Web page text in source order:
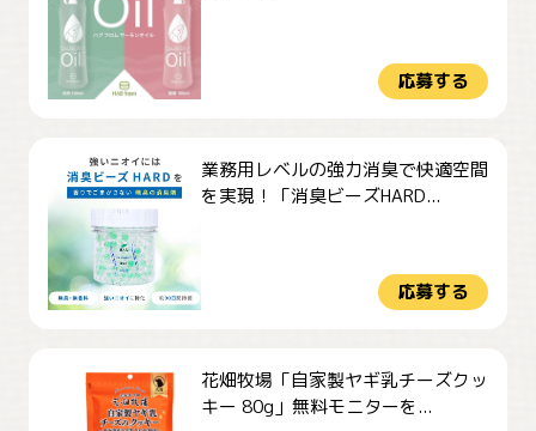
応募する
業務用レベルの強力消臭で快適空間
を実現！「消臭ビーズHARD...
応募する
花畑牧場「自家製ヤギ乳チーズクッ
キー 80g」無料モニターを...